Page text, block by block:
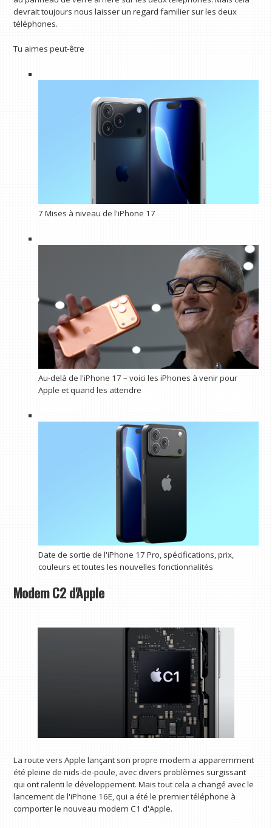
devrait toujours nous laisser un regard familier sur les deux
téléphones.
Tu aimes peut-être
7 Mises à niveau de l'iPhone 17
Au-delà de l'iPhone 17 – voici les iPhones à venir pour
Apple et quand les attendre
Date de sortie de l'iPhone 17 Pro, spécifications, prix,
couleurs et toutes les nouvelles fonctionnalités
Modem C2 d'Apple
La route vers Apple lançant son propre modem a apparemment
été pleine de nids-de-poule, avec divers problèmes surgissant
qui ont ralenti le développement. Mais tout cela a changé avec le
lancement de l'iPhone 16E, qui a été le premier téléphone à
comporter le nouveau modem C1 d'Apple.